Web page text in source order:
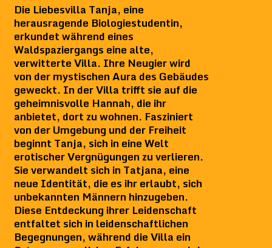
Die Liebesvilla Tanja, eine
herausragende Biologiestudentin,
erkundet während eines
Waldspaziergangs eine alte,
verwitterte Villa. Ihre Neugier wird
von der mystischen Aura des Gebäudes
geweckt. In der Villa trifft sie auf die
geheimnisvolle Hannah, die ihr
anbietet, dort zu wohnen. Fasziniert
von der Umgebung und der Freiheit
beginnt Tanja, sich in eine Welt
erotischer Vergnügungen zu verlieren.
Sie verwandelt sich in Tatjana, eine
neue Identität, die es ihr erlaubt, sich
unbekannten Männern hinzugeben.
Diese Entdeckung ihrer Leidenschaft
entfaltet sich in leidenschaftlichen
Begegnungen, während die Villa ein